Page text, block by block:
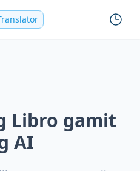
Libro gamit
AI